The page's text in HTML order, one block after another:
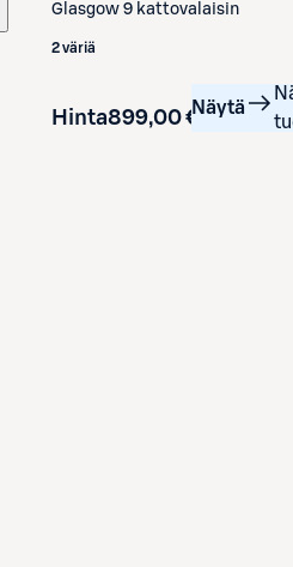
Glasgow 9 kattovalaisin
2 väriä
Hinta899,00 €Näytä